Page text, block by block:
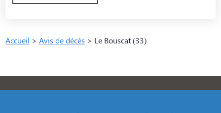
Accueil >Avis de décès > Le Bouscat (33)